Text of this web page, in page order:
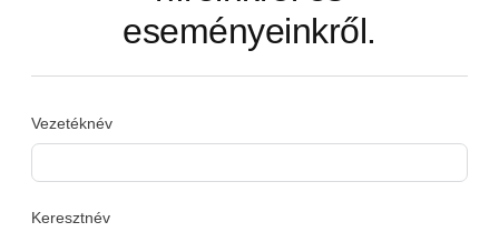
eseményeinkről.
Vezetéknév
Keresztnév